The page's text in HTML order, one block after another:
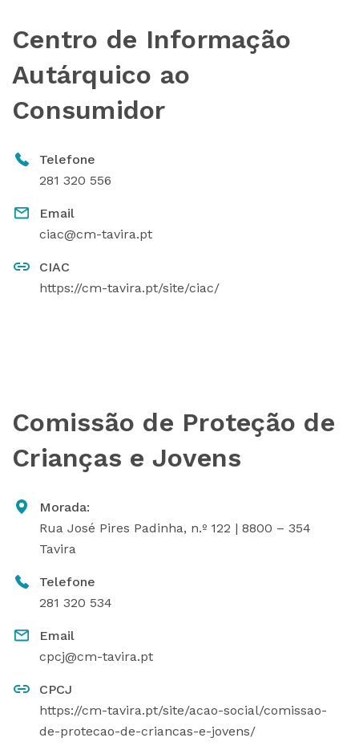
Centro de Informação
Autárquico ao
Consumidor
Telefone
281 320 556
Email
ciac@cm-tavira.pt
CIAC
https://cm-tavira.pt/site/ciac/
Comissão de Proteção de
Crianças e Jovens
Morada:
Rua José Pires Padinha, n.º 122 | 8800 – 354
Tavira
Telefone
281 320 534
Email
cpcj@cm-tavira.pt
CPCJ
https://cm-tavira.pt/site/acao-social/comissao-
de-protecao-de-criancas-e-jovens/